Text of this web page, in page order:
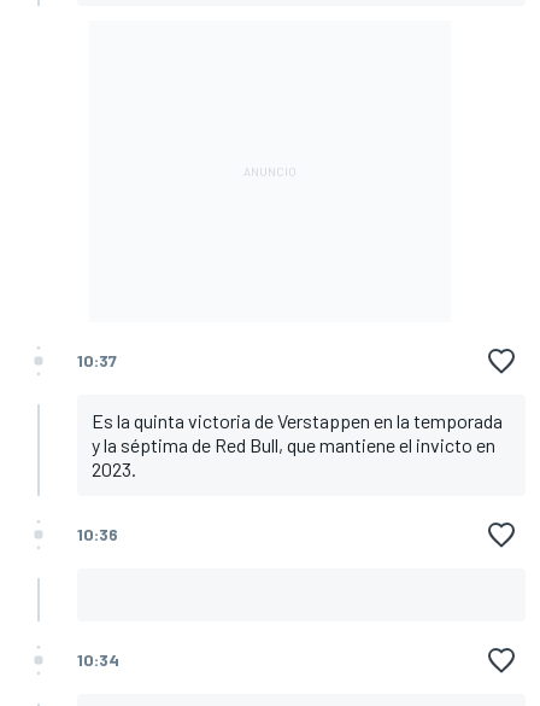
10:37
Es la quinta victoria de Verstappen en la temporada
y la séptima de Red Bull, que mantiene el invicto en
2023.
10:36
10:34